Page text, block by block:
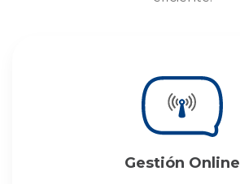
Gestión Online